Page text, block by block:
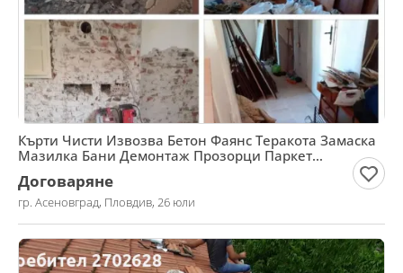
Кърти Чисти Извозва Бетон Фаянс Теракота Замаска
Мазилка Бани Демонтаж Прозорци Паркет
Договаряне
гр. Асеновград, Пловдив, 26 юли